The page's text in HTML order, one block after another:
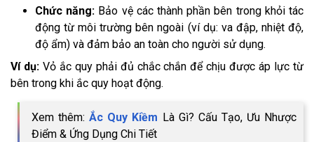
Chức năng: Bảo vệ các thành phần bên trong khỏi tác
động từ môi trường bên ngoài (ví dụ: va đập, nhiệt độ,
độ ẩm) và đảm bảo an toàn cho người sử dụng.
Ví dụ:Vỏ ắc quy phải đủ chắc chắn để chịu được áp lực từ
bên trong khi ắc quy hoạt động.
Xem thêm:Ắc Quy Kiềm Là Gì? Cấu Tạo, Ưu Nhược
Điểm & Ứng Dụng Chi Tiết